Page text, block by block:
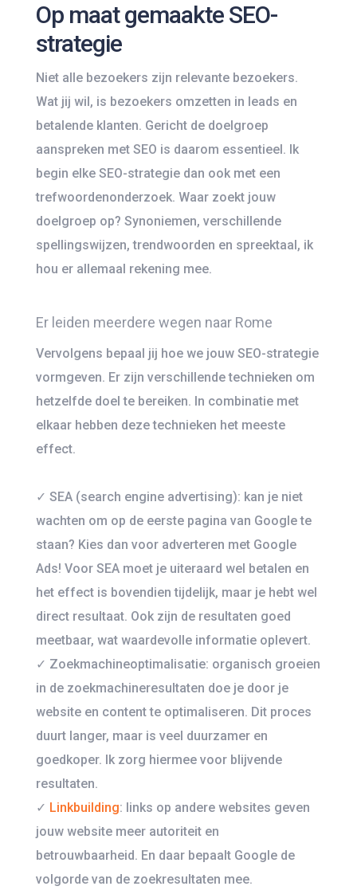
Op maat gemaakte SEO-
strategie
Niet alle bezoekers zijn relevante bezoekers.
Wat jij wil, is bezoekers omzetten in leads en
betalende klanten. Gericht de doelgroep
aanspreken met SEO is daarom essentieel. Ik
begin elke SEO-strategie dan ook met een
trefwoordenonderzoek. Waar zoekt jouw
doelgroep op? Synoniemen, verschillende
spellingswijzen, trendwoorden en spreektaal, ik
hou er allemaal rekening mee.
Er leiden meerdere wegen naar Rome
Vervolgens bepaal jij hoe we jouw SEO-strategie
vormgeven. Er zijn verschillende technieken om
hetzelfde doel te bereiken. In combinatie met
elkaar hebben deze technieken het meeste
effect.
✓ SEA (search engine advertising): kan je niet
wachten om op de eerste pagina van Google te
staan? Kies dan voor adverteren met Google
Ads! Voor SEA moet je uiteraard wel betalen en
het effect is bovendien tijdelijk, maar je hebt wel
direct resultaat. Ook zijn de resultaten goed
meetbaar, wat waardevolle informatie oplevert.
✓ Zoekmachineoptimalisatie: organisch groeien
in de zoekmachineresultaten doe je door je
website en content te optimaliseren. Dit proces
duurt langer, maar is veel duurzamer en
goedkoper. Ik zorg hiermee voor blijvende
resultaten.
✓ Linkbuilding: links op andere websites geven
jouw website meer autoriteit en
betrouwbaarheid. En daar bepaalt Google de
volgorde van de zoekresultaten mee.